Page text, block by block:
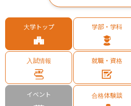
大学トップ 学部・学科
入試情報 就職・資格
イベント 合格体験談